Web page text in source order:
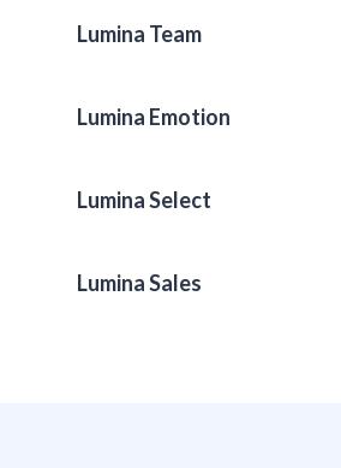
Lumina Team
Lumina Emotion
Lumina Select
Lumina Sales